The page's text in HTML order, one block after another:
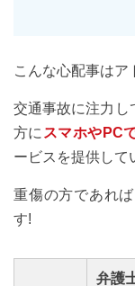
こんな心配事はア
交通事故に注力し
方に スマホやPC
ービスを提供して
重傷の方であれ
す!
弁護